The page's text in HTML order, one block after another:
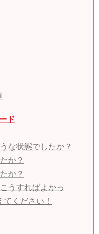
ド
な状態でしたか？
か？
か？
うすればよかっ
ください！